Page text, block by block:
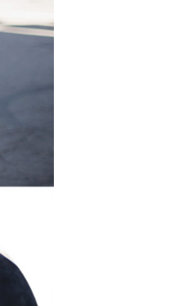
公司不負相關責
狀況，依本公司
本公司將視審查
惡意使用之情
並採取法律行